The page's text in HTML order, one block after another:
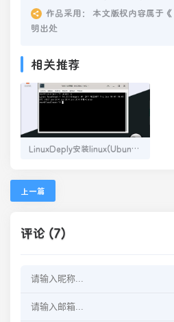
作品采用：
本文版权内容属于《
明出处
相关推荐
LinuxDeply安装linux(Ubuntu22.04)超详细教程(需root)，完整网站运行环境的Ubuntu打包文件(2)
上一篇
评论 (7)